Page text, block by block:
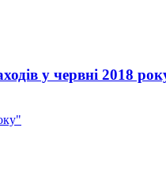
у червні 2018